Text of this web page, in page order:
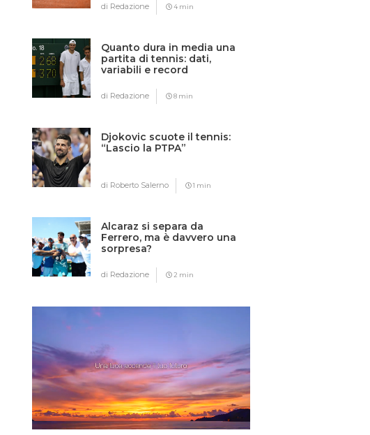
di Redazione 4 min
Quanto dura in media una
partita di tennis: dati,
variabili e record
di Redazione 8 min
Djokovic scuote il tennis:
“Lascio la PTPA”
di Roberto Salerno 1 min
Alcaraz si separa da
Ferrero, ma è davvero una
sorpresa?
di Redazione 2 min